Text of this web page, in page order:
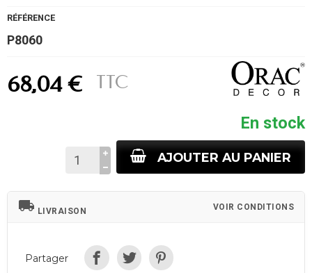
RÉFÉRENCE
P8060
68,04 € TTC
En stock
AJOUTER AU PANIER
local_shipping LIVRAISON VOIR CONDITIONS
Partager